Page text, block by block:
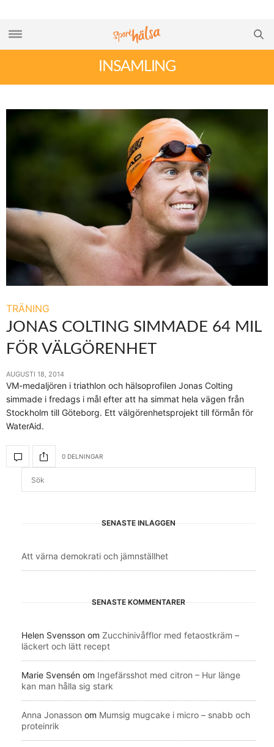
INSAMLING
TRÄNING
JONAS COLTING SIMMADE 64 MIL
FÖR VÄLGÖRENHET
AUGUSTI 18, 2014
VM-medaljören i triathlon och hälsoprofilen Jonas Colting
simmade i fredags i mål efter att ha simmat hela vägen från
Stockholm till Göteborg. Ett välgörenhetsprojekt till förmån för
WaterAid.
0 DELNINGAR
SENASTE INLÄGGEN
Att värna demokrati och jämnställhet
SENASTE KOMMENTARER
Helen Svensson om Zucchinivåfflor med fetaostkräm –
läckert och lätt recept
Marie Svensén om Ingefärsshot med citron – Hur länge
kan man hålla sig stark
Anna Jonasson om Mumsig mugcake i micro – snabb och
proteinrik